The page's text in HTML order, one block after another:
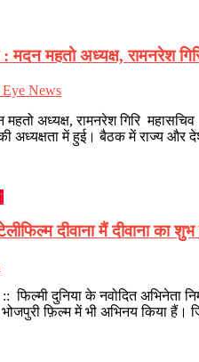
मदन महतो अध्यक्ष, रामनरेश
Eye News
महतो अध्यक्ष, रामनरेश गिरि
अध्यक्षता में हुई। बैठक में राज्य और
दीवाना मैं दीवाना का शुभ
फिल्मी दुनिया के नवोदित अभिनेता
भोजपुरी फ़िल्म में भी अभिनय किया